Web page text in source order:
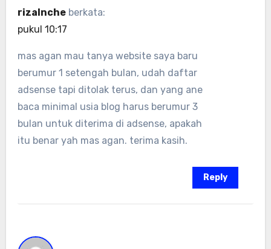
rizalnche berkata:
pukul 10:17
mas agan mau tanya website saya baru
berumur 1 setengah bulan, udah daftar
adsense tapi ditolak terus, dan yang ane
baca minimal usia blog harus berumur 3
bulan untuk diterima di adsense, apakah
itu benar yah mas agan. terima kasih.
Reply